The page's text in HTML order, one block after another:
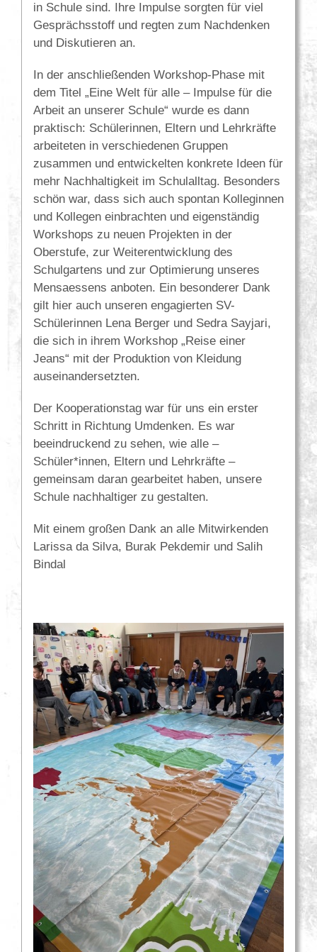
in Schule sind. Ihre Impulse sorgten für viel
Gesprächsstoff und regten zum Nachdenken
und Diskutieren an.
In der anschließenden Workshop-Phase mit
dem Titel „Eine Welt für alle – Impulse für die
Arbeit an unserer Schule“ wurde es dann
praktisch: Schülerinnen, Eltern und Lehrkräfte
arbeiteten in verschiedenen Gruppen
zusammen und entwickelten konkrete Ideen für
mehr Nachhaltigkeit im Schulalltag. Besonders
schön war, dass sich auch spontan Kolleginnen
und Kollegen einbrachten und eigenständig
Workshops zu neuen Projekten in der
Oberstufe, zur Weiterentwicklung des
Schulgartens und zur Optimierung unseres
Mensaessens anboten. Ein besonderer Dank
gilt hier auch unseren engagierten SV-
Schülerinnen Lena Berger und Sedra Sayjari,
die sich in ihrem Workshop „Reise einer
Jeans“ mit der Produktion von Kleidung
auseinandersetzten.
Der Kooperationstag war für uns ein erster
Schritt in Richtung Umdenken. Es war
beeindruckend zu sehen, wie alle –
Schüler*innen, Eltern und Lehrkräfte –
gemeinsam daran gearbeitet haben, unsere
Schule nachhaltiger zu gestalten.
Mit einem großen Dank an alle Mitwirkenden
Larissa da Silva, Burak Pekdemir und Salih
Bindal